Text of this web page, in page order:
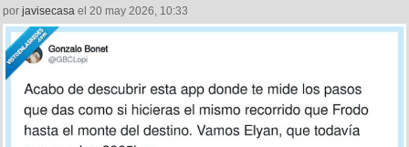
por javisecasa el 20 may 2026, 10:33